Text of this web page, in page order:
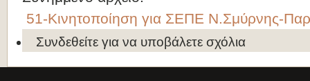
51-Κινητοποίηση για ΣΕΠΕ Ν.Σμύρνης-
Συνδεθείτε για να υποβάλετε σχόλια